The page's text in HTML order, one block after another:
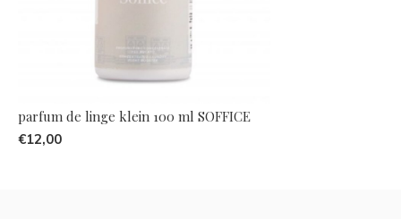
parfum de linge klein 100 ml SOFFICE
€12,00